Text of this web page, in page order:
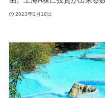
2023年1月18日